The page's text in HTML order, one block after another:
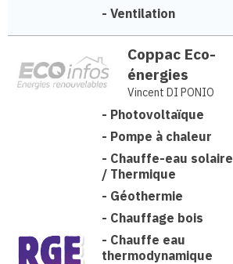
- Ventilation
Coppac Eco-
énergies
Vincent DI PONIO
- Photovoltaïque
- Pompe à chaleur
- Chauffe-eau solaire
/ Thermique
- Géothermie
- Chauffage bois
- Chauffe eau
thermodynamique